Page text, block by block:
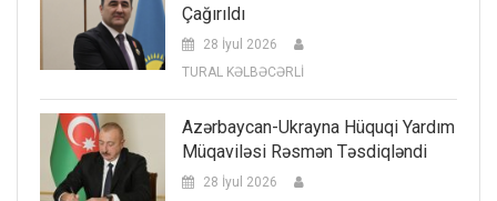
Çağırıldı
28 İyul 2026
TURAL KƏLBƏCƏRLİ
Azərbaycan-Ukrayna Hüquqi Yardım
Müqaviləsi Rəsmən Təsdiqləndi
28 İyul 2026